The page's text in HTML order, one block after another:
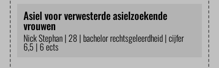
Asiel voor verwesterde asielzoekende
vrouwen
Nick Stephan | 28 | bachelor rechtsgeleerdheid | cijfer
6,5 | 6 ects